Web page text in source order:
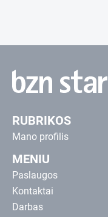
RUBRIKOS
Mano profilis
MENIU
Paslaugos
Kontaktai
Darbas